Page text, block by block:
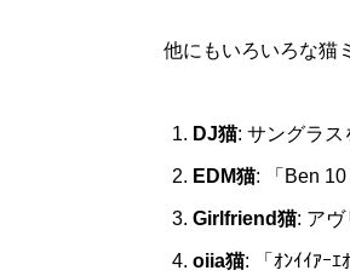
他にもいろいろな猫
DJ猫: サングラス
EDM猫: 「Ben
Girlfriend猫: アヴ
oiia猫: 「ｵﾝｲｲｱｰ